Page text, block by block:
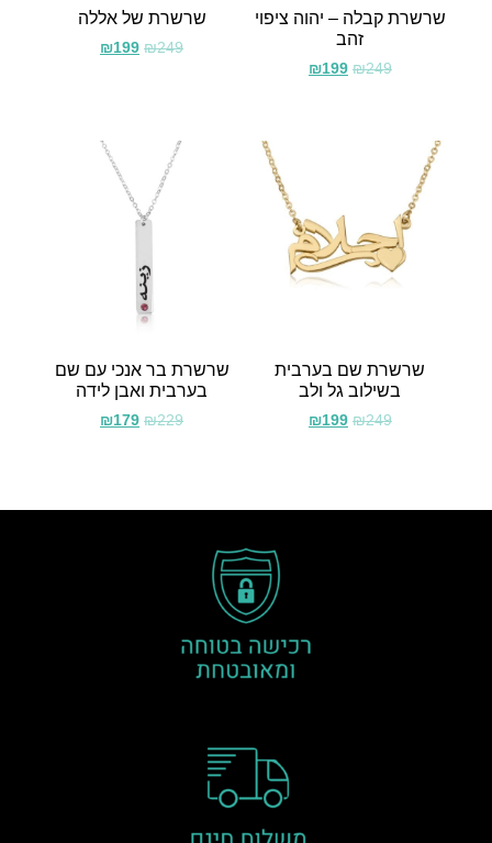
שרשרת קבלה – יהוה ציפוי
זהב
₪249
₪199
שרשרת של אללה
₪249
₪199
שרשרת שם בערבית
בשילוב גל ולב
₪249
₪199
שרשרת בר אנכי עם שם
בערבית ואבן לידה
₪229
₪179